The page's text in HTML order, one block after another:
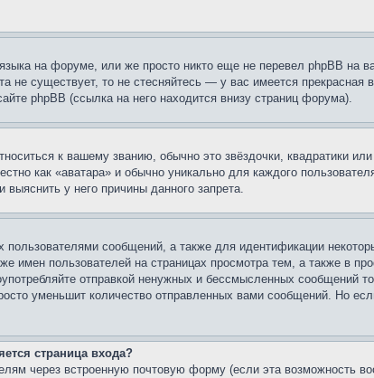
на форуме, или же просто никто еще не перевел phpBB на
не существует, то не стесняйтесь — у вас имеется прекрасная
phpBB (ссылка на него находится внизу страниц форума).
к вашему званию, обычно это звёздочки, квадратики
как «аватара» и обычно уникально для каждого
у него причины данного запрета.
сообщений, а также для идентификации
имен пользователей на страницах просмотра тем, а также в
отправкой ненужных и бессмысленных сообщений
уменьшит количество отправленных вами сообщений. Но
страница входа?
через встроенную почтовую форму (если эта возможность